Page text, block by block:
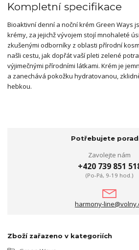
Kompletní specifikace
Bioaktivní denní a noční krém Green Ways
krémy, za jejichž vývojem stojí mnohaleté
zkušenými odborníky z oblasti přírodní
našli cestu, jak dopřát vaší pleti zelené
výjimečnými přírodními látkami. Krém je
a zanechává pokožku hydratovanou,
hebkou.
Potřebujete
Zavolejte nám
+420 739 851
(Po-Pá, 9-19 hod.)
harmony-
Zboží zařazeno v kategoriích